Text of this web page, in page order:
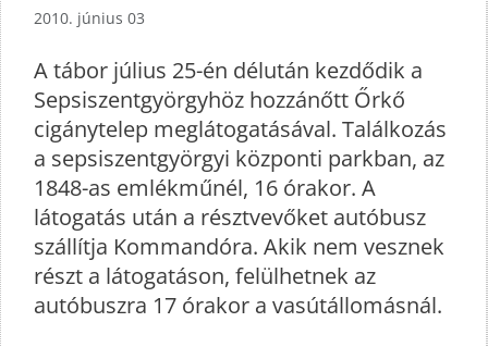
2010. június 03
A tábor július 25-én délután kezdődik a
Sepsiszentgyörgyhöz hozzánőtt Őrkő
cigánytelep meglátogatásával. Találkozás
a sepsiszentgyörgyi központi parkban, az
1848-as emlékműnél, 16 órakor. A
látogatás után a résztvevőket autóbusz
szállítja Kommandóra. Akik nem vesznek
részt a látogatáson, felülhetnek az
autóbuszra 17 órakor a vasútállomásnál.